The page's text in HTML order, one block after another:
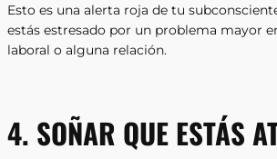
Esto es una alerta roja de tu
estás estresado por un problema mayor
laboral o alguna relación.
4. SOÑAR QUE ESTÁS